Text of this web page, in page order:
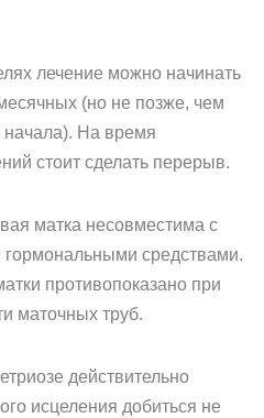
лечение можно начинать
(но не позже, чем
начала). На время
стоит сделать перерыв.
матка несовместима с
гормональными средствами.
противопоказано при
маточных труб.
действительно
исцеления добиться не